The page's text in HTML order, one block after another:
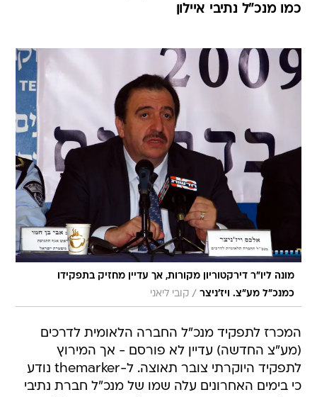
כמו מנכ"ל נתיבי איילון
מונה ליו"ר דירקטוריון מקורות, אך עדיין מחזיק בתפקידו
כמנכ"ל מע"צ. ויז'ניצר / קובי ליאני
המכרז לתפקיד מנכ"ל החברה הלאומית לדרכים
(מע"צ החדשה) עדיין לא פורסם - אך המירוץ
לתפקיד היוקרתי צובר תאוצה. ל-themarker נודע
כי בימים האחרונים עלה שמו של מנכ"ל חברת נתיבי